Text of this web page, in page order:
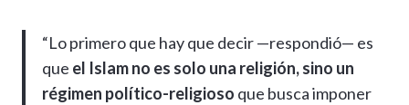
“Lo primero que hay que decir —respondió— es
que el Islam no es solo una religión, sino un
régimen político-religioso que busca imponer